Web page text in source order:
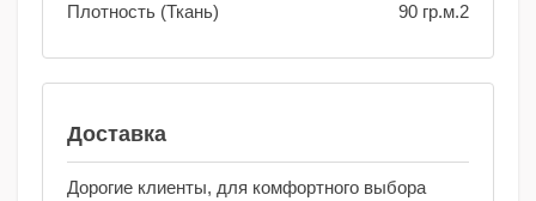
Плотность (Ткань) 90 гр.м.2
Доставка
Дорогие клиенты, для комфортного выбора